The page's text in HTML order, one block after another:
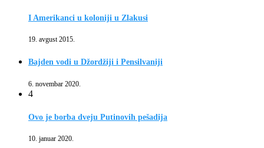
I Amerikanci u koloniji u Zlakusi
19. avgust 2015.
Bajden vodi u Džordžiji i Pensilvaniji
6. novembar 2020.
4
Ovo je borba dveju Putinovih pešadija
10. januar 2020.